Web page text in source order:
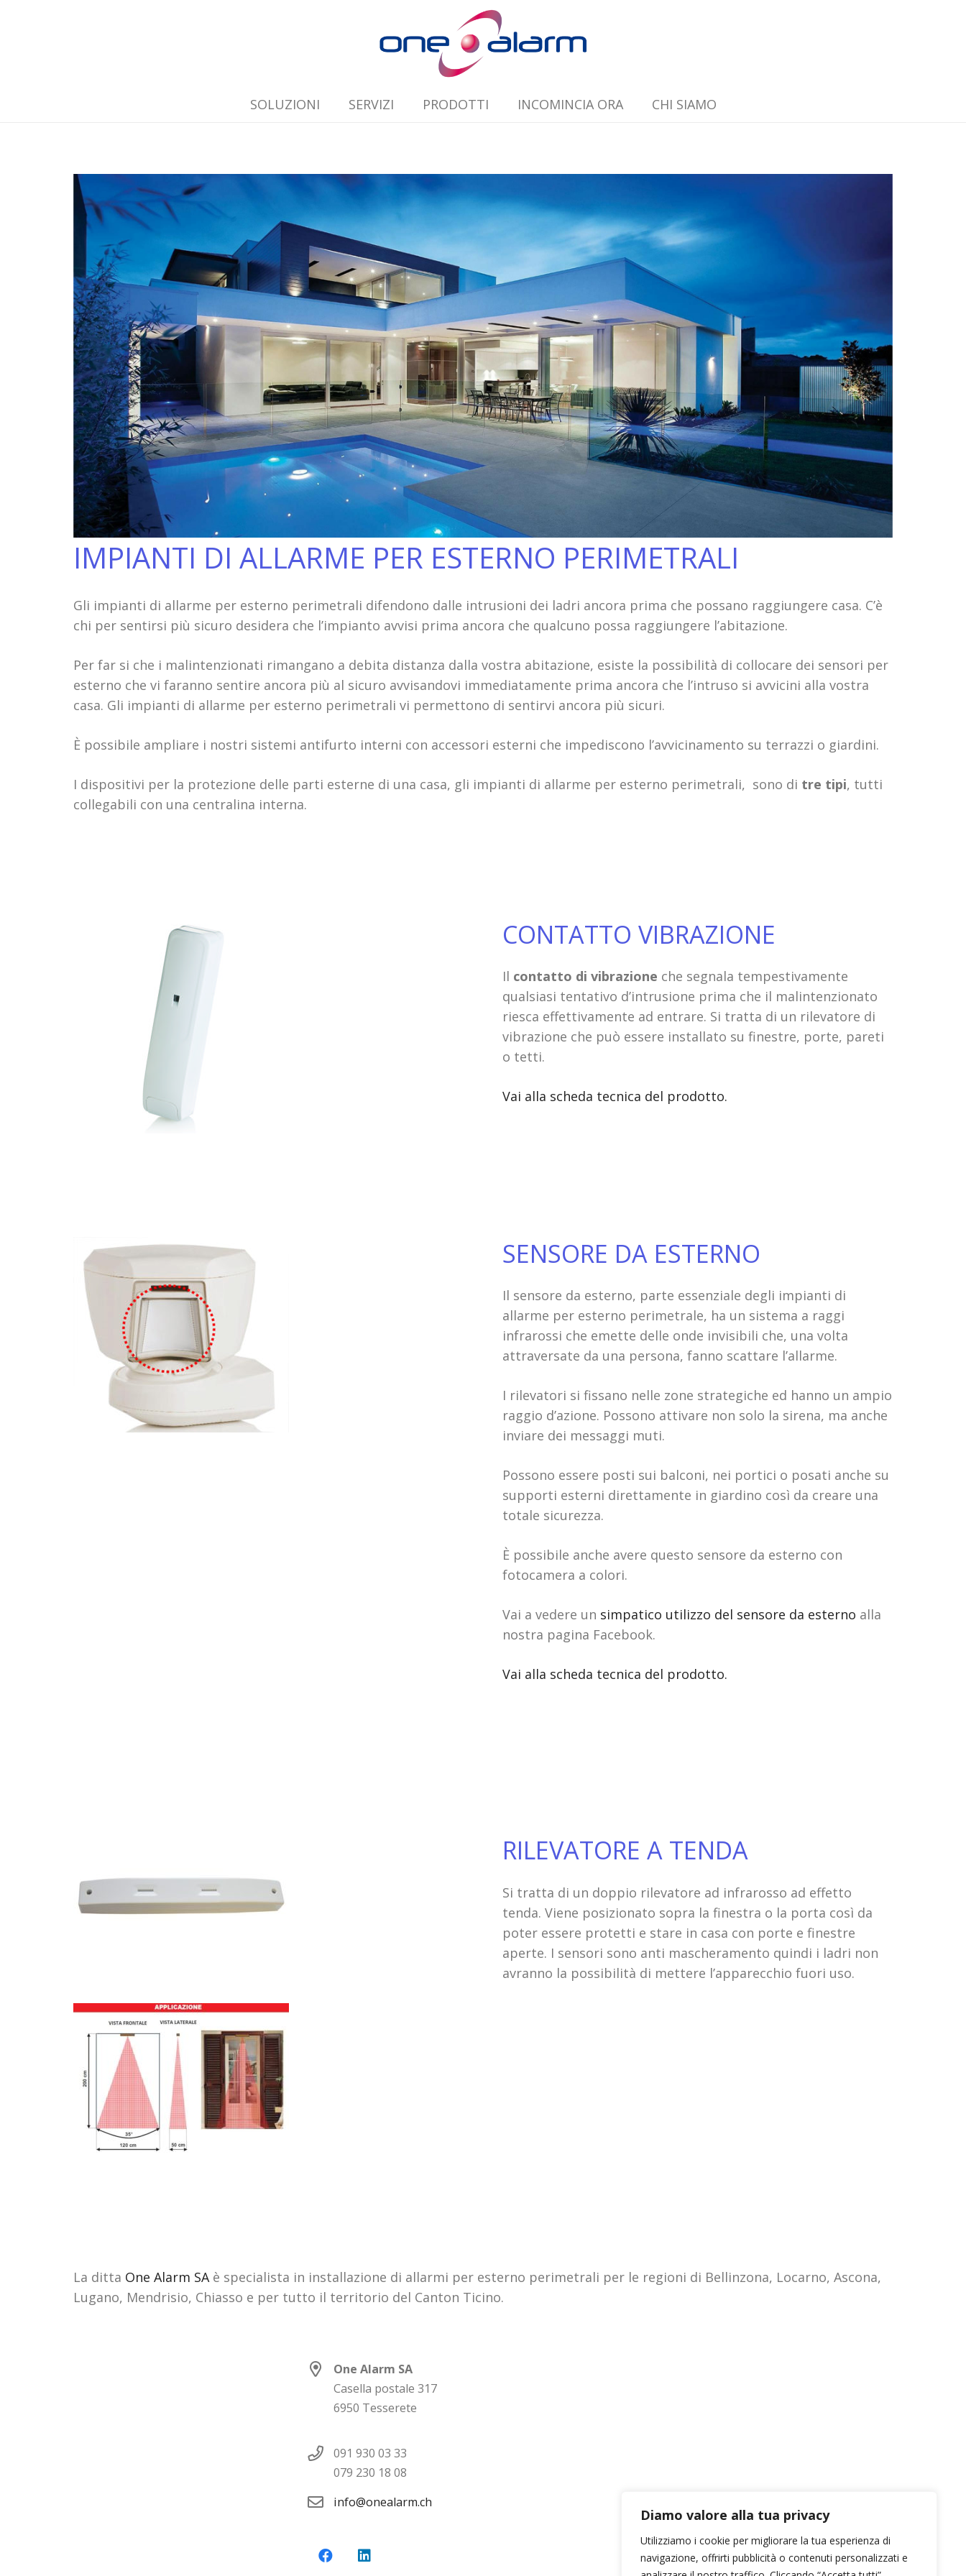
Diamo valore alla tua privacy
Utilizziamo i cookie per migliorare la tua esperienza di
navigazione, offrirti pubblicità o contenuti personalizzati e
SOLUZIONI SERVIZI PRODOTTI INCOMINCIA ORA CHI SIAMO
IMPIANTI DI ALLARME PER ESTERNO PERIMETRALI
Gli impianti di allarme per esterno perimetrali difendono dalle intrusioni dei ladri ancora prima che possano raggiungere casa. C’è
chi per sentirsi più sicuro desidera che l’impianto avvisi prima ancora che qualcuno possa raggiungere l’abitazione.
Per far si che i malintenzionati rimangano a debita distanza dalla vostra abitazione, esiste la possibilità di collocare dei sensori per
esterno che vi faranno sentire ancora più al sicuro avvisandovi immediatamente prima ancora che l’intruso si avvicini alla vostra
casa. Gli impianti di allarme per esterno perimetrali vi permettono di sentirvi ancora più sicuri.
È possibile ampliare i nostri sistemi antifurto interni con accessori esterni che impediscono l’avvicinamento su terrazzi o giardini.
I dispositivi per la protezione delle parti esterne di una casa, gli impianti di allarme per esterno perimetrali, sono di tre tipi, tutti
collegabili con una centralina interna.
CONTATTO VIBRAZIONE
Il contatto di vibrazione che segnala tempestivamente
qualsiasi tentativo d’intrusione prima che il malintenzionato
riesca effettivamente ad entrare. Si tratta di un rilevatore di
vibrazione che può essere installato su finestre, porte, pareti
o tetti.
Vai alla scheda tecnica del prodotto.
SENSORE DA ESTERNO
Il sensore da esterno, parte essenziale degli impianti di
allarme per esterno perimetrale, ha un sistema a raggi
infrarossi che emette delle onde invisibili che, una volta
attraversate da una persona, fanno scattare l’allarme.
I rilevatori si fissano nelle zone strategiche ed hanno un ampio
raggio d’azione. Possono attivare non solo la sirena, ma anche
inviare dei messaggi muti.
Possono essere posti sui balconi, nei portici o posati anche su
supporti esterni direttamente in giardino così da creare una
totale sicurezza.
È possibile anche avere questo sensore da esterno con
fotocamera a colori.
Vai a vedere un simpatico utilizzo del sensore da esterno alla
nostra pagina Facebook.
Vai alla scheda tecnica del prodotto.
RILEVATORE A TENDA
Si tratta di un doppio rilevatore ad infrarosso ad effetto
tenda. Viene posizionato sopra la finestra o la porta così da
poter essere protetti e stare in casa con porte e finestre
aperte. I sensori sono anti mascheramento quindi i ladri non
avranno la possibilità di mettere l’apparecchio fuori uso.
La ditta One Alarm SAè specialista in installazione di allarmi per esterno perimetrali per le regioni di Bellinzona, Locarno, Ascona,
Lugano, Mendrisio, Chiasso e per tutto il territorio del Canton Ticino.
One Alarm SA
Casella postale 317
6950 Tesserete
091 930 03 33
079 230 18 08
info@onealarm.ch